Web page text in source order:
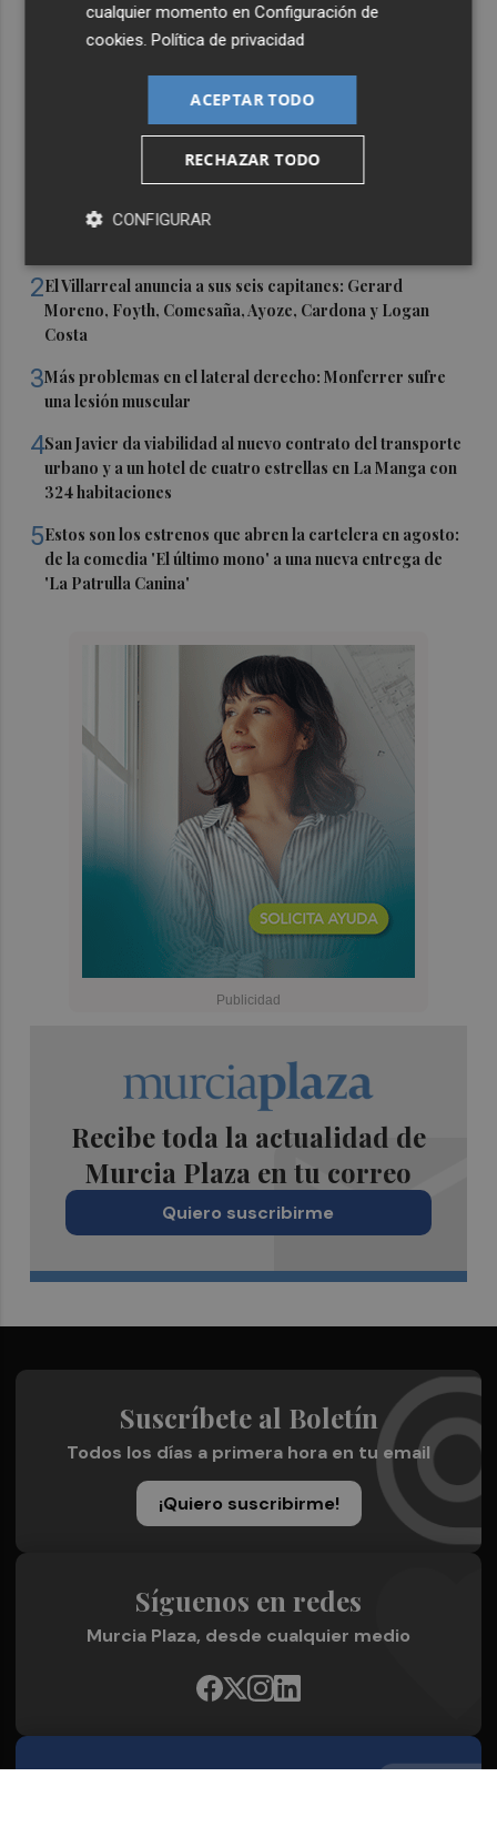
Últimas Noticias
Castelló apuesta por convertir el eclipse en un referente
2El Villarreal anuncia a sus seis capitanes: Gerard
Moreno, Foyth, Comesaña, Ayoze, Cardona y Logan
Costa
3Más problemas en el lateral derecho: Monferrer sufre
una lesión muscular
4San Javier da viabilidad al nuevo contrato del transporte
urbano y a un hotel de cuatro estrellas en La Manga con
324 habitaciones
5Estos son los estrenos que abren la cartelera en agosto:
de la comedia 'El último mono' a una nueva entrega de
'La Patrulla Canina'
Recibe toda la actualidad de
Murcia Plaza en tu correo
Quiero suscribirme
Suscríbete al Boletín
Todos los días a primera hora en tu email
¡Quiero suscribirme!
Síguenos en redes
Murcia Plaza, desde cualquier medio
cualquier momento enConfiguración de
cookies .Política de privacidad
ACEPTAR TODO
RECHAZAR TODO
CONFIGURAR